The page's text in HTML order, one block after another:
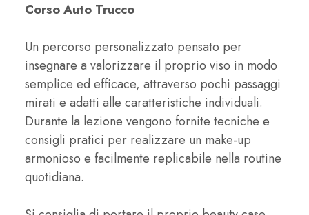
Corso Auto Trucco
Un percorso personalizzato pensato per
insegnare a valorizzare il proprio viso in modo
semplice ed efficace, attraverso pochi passaggi
mirati e adatti alle caratteristiche individuali.
Durante la lezione vengono fornite tecniche e
consigli pratici per realizzare un make-up
armonioso e facilmente replicabile nella routine
quotidiana.